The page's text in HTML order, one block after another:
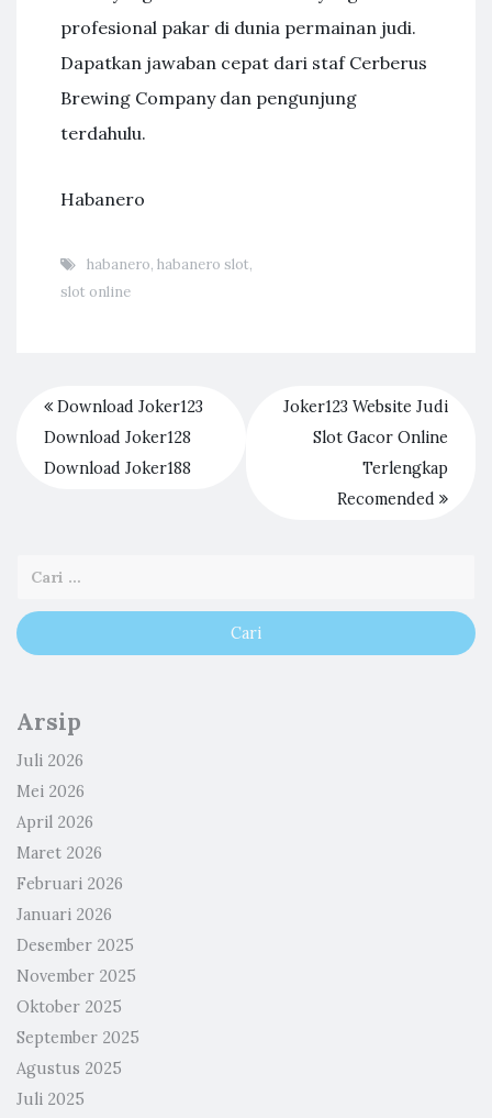
profesional pakar di dunia permainan judi.
Dapatkan jawaban cepat dari staf Cerberus
Brewing Company dan pengunjung
terdahulu.
Habanero
habanero, habanero slot,
slot online
Download Joker123
Download Joker128
Download Joker188
Joker123 Website Judi
Slot Gacor Online
Terlengkap
Recomended
Arsip
Juli 2026
Mei 2026
April 2026
Maret 2026
Februari 2026
Januari 2026
Desember 2025
November 2025
Oktober 2025
September 2025
Agustus 2025
Juli 2025